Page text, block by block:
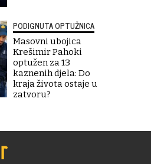
PODIGNUTA OPTUŽNICA
Masovni ubojica
Krešimir Pahoki
optužen za 13
kaznenih djela: Do
kraja života ostaje u
zatvoru?